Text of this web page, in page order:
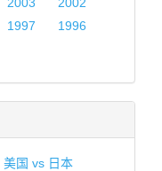
1997
1996
美国 vs 日本